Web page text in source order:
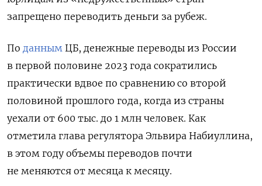
запрещено переводить деньги за рубеж.
По данным ЦБ, денежные переводы из России
в первой половине 2023 года сократились
практически вдвое по сравнению со второй
половиной прошлого года, когда из страны
уехали от 600 тыс. до 1 млн человек. Как
отметила глава регулятора Эльвира Набиуллина,
в этом году объемы переводов почти
не меняются от месяца к месяцу.